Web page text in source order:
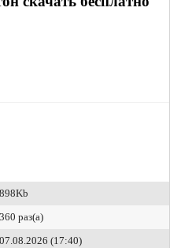
898Kb
360 раз(а)
07.08.2026 (17:40)